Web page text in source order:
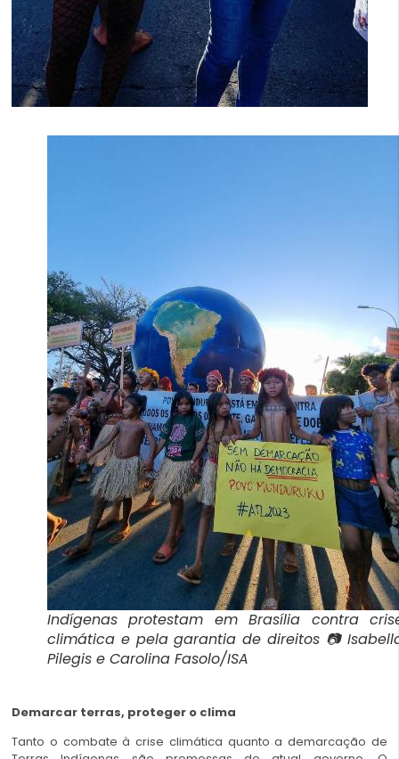
Indígenas protestam em Brasília contra
climática e pela garantia de direitos 📷
Pilegis e Carolina Fasolo/ISA
Demarcar terras, proteger o clima
Tanto o combate à crise climática quanto a demarcação de